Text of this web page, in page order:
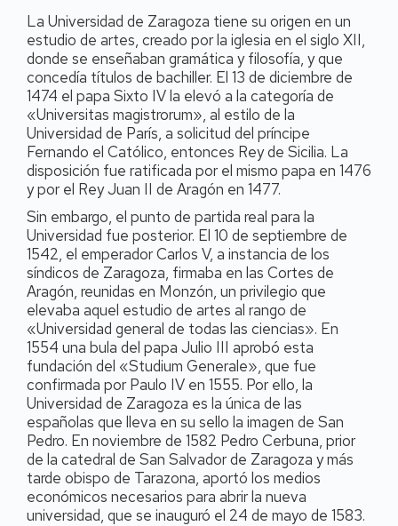
La Universidad de Zaragoza tiene su origen en un
estudio de artes, creado por la iglesia en el siglo XII,
donde se enseñaban gramática y filosofía, y que
concedía títulos de bachiller. El 13 de diciembre de
1474 el papa Sixto IV la elevó a la categoría de
«Universitas magistrorum», al estilo de la
Universidad de París, a solicitud del príncipe
Fernando el Católico, entonces Rey de Sicilia. La
disposición fue ratificada por el mismo papa en 1476
y por el Rey Juan II de Aragón en 1477.
Sin embargo, el punto de partida real para la
Universidad fue posterior. El 10 de septiembre de
1542, el emperador Carlos V, a instancia de los
síndicos de Zaragoza, firmaba en las Cortes de
Aragón, reunidas en Monzón, un privilegio que
elevaba aquel estudio de artes al rango de
«Universidad general de todas las ciencias». En
1554 una bula del papa Julio III aprobó esta
fundación del «Studium Generale», que fue
confirmada por Paulo IV en 1555. Por ello, la
Universidad de Zaragoza es la única de las
españolas que lleva en su sello la imagen de San
Pedro. En noviembre de 1582 Pedro Cerbuna, prior
de la catedral de San Salvador de Zaragoza y más
tarde obispo de Tarazona, aportó los medios
económicos necesarios para abrir la nueva
universidad, que se inauguró el 24 de mayo de 1583.